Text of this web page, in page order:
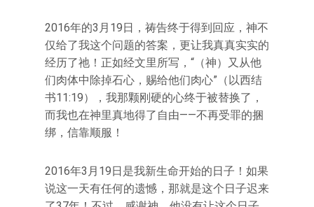
2016年的3月19日，祷告终于得到回应，神不
仅给了我这个问题的答案，更让我真真实实的
经历了祂！正如经文里所写，“（神）又从他
们肉体中除掉石心，赐给他们肉心”（以西结
书11:19），我那颗刚硬的心终于被替换了，
而我也在神里真地得了自由——不再受罪的捆
绑，信靠顺服！
2016年3月19日是我新生命开始的日子！如果
说这一天有任何的遗憾，那就是这个日子迟来